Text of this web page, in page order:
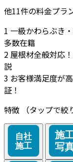
他11件の料金プラ
1 一級かわらぶき
多数在籍
2 屋根材全般対応
説
3 お客様満足度が
証！
特徴
（タップで絞